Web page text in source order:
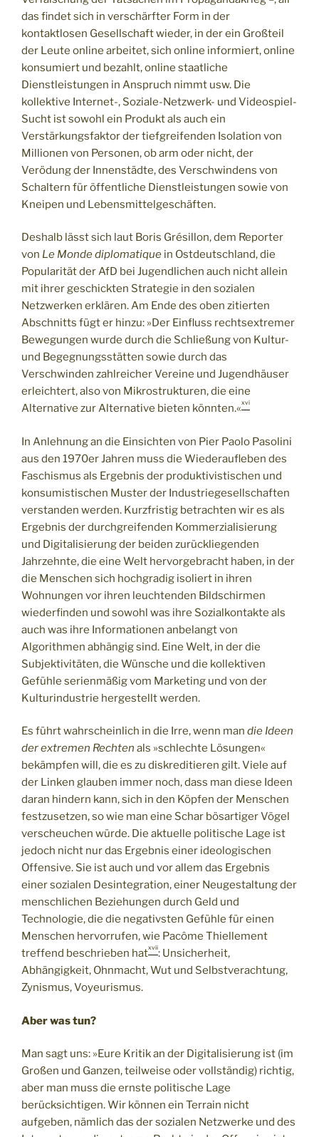
das findet sich in verschärfter Form in der
kontaktlosen Gesellschaft wieder, in der ein Großteil
der Leute online arbeitet, sich online informiert, online
konsumiert und bezahlt, online staatliche
Dienstleistungen in Anspruch nimmt usw. Die
kollektive Internet-, Soziale-Netzwerk- und Videospiel-
Sucht ist sowohl ein Produkt als auch ein
Verstärkungsfaktor der tiefgreifenden Isolation von
Millionen von Personen, ob arm oder nicht, der
Verödung der Innenstädte, des Verschwindens von
Schaltern für öffentliche Dienstleistungen sowie von
Kneipen und Lebensmittelgeschäften.
Deshalb lässt sich laut Boris Grésillon, dem Reporter
von Le Monde diplomatique in Ostdeutschland, die
Popularität der AfD bei Jugendlichen auch nicht allein
mit ihrer geschickten Strategie in den sozialen
Netzwerken erklären. Am Ende des oben zitierten
Abschnitts fügt er hinzu: »Der Einfluss rechtsextremer
Bewegungen wurde durch die Schließung von Kultur-
und Begegnungsstätten sowie durch das
Verschwinden zahlreicher Vereine und Jugendhäuser
erleichtert, also von Mikrostrukturen, die eine
Alternative zur Alternative bieten könnten.«xvi
In Anlehnung an die Einsichten von Pier Paolo Pasolini
aus den 1970er Jahren muss die Wiederaufleben des
Faschismus als Ergebnis der produktivistischen und
konsumistischen Muster der Industriegesellschaften
verstanden werden. Kurzfristig betrachten wir es als
Ergebnis der durchgreifenden Kommerzialisierung
und Digitalisierung der beiden zurückliegenden
Jahrzehnte, die eine Welt hervorgebracht haben, in der
die Menschen sich hochgradig isoliert in ihren
Wohnungen vor ihren leuchtenden Bildschirmen
wiederfinden und sowohl was ihre Sozialkontakte als
auch was ihre Informationen anbelangt von
Algorithmen abhängig sind. Eine Welt, in der die
Subjektivitäten, die Wünsche und die kollektiven
Gefühle serienmäßig vom Marketing und von der
Kulturindustrie hergestellt werden.
Es führt wahrscheinlich in die Irre, wenn man die Ideen
der extremen Rechten als »schlechte Lösungen«
bekämpfen will, die es zu diskreditieren gilt. Viele auf
der Linken glauben immer noch, dass man diese Ideen
daran hindern kann, sich in den Köpfen der Menschen
festzusetzen, so wie man eine Schar bösartiger Vögel
verscheuchen würde. Die aktuelle politische Lage ist
jedoch nicht nur das Ergebnis einer ideologischen
Offensive. Sie ist auch und vor allem das Ergebnis
einer sozialen Desintegration, einer Neugestaltung der
menschlichen Beziehungen durch Geld und
Technologie, die die negativsten Gefühle für einen
Menschen hervorrufen, wie Pacôme Thiellement
treffend beschrieben hatxvii: Unsicherheit,
Abhängigkeit, Ohnmacht, Wut und Selbstverachtung,
Zynismus, Voyeurismus.
Aber was tun?
Man sagt uns: »Eure Kritik an der Digitalisierung ist (im
Großen und Ganzen, teilweise oder vollständig) richtig,
aber man muss die ernste politische Lage
berücksichtigen. Wir können ein Terrain nicht
aufgeben, nämlich das der sozialen Netzwerke und des